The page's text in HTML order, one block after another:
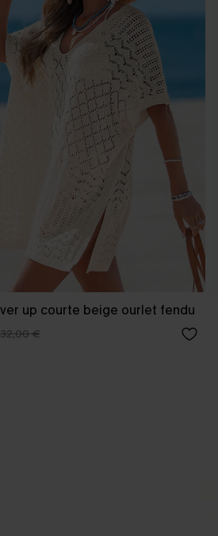
up courte beige ourlet fendu
32,00 €